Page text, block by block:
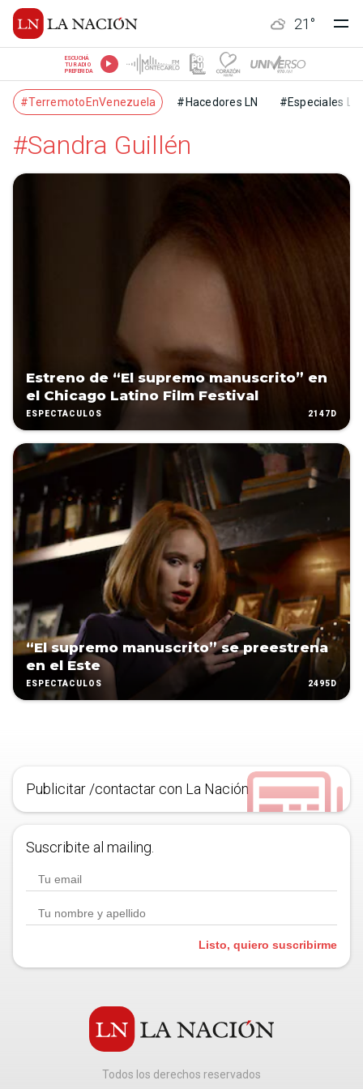
21 °
ESCUCHÁ
TU RADIO
PREFERIDA
#TerremotoEnVenezuela #Hacedores LN #Especiales LN
#Sandra Guillén
Estreno de “El supremo manuscrito” en
el Chicago Latino Film Festival
ESPECTÁCULOS 2147D
“El supremo manuscrito” se preestrena
en el Este
ESPECTÁCULOS 2495D
Publicitar /contactar con La Nación
Suscribite al mailing.
Listo, quiero suscribirme
Todos los derechos reservados